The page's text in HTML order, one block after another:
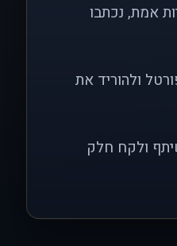
אמת, נכתבו
ולהוריד את
ולקח חלק